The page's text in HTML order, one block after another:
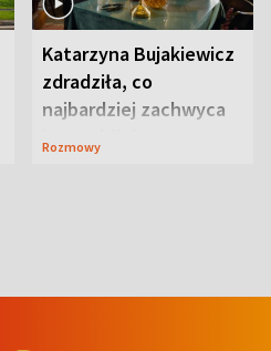
Katarzyna Bujakiewicz
zdradziła, co
najbardziej zachwyca
ją w Lublinie
Rozmowy